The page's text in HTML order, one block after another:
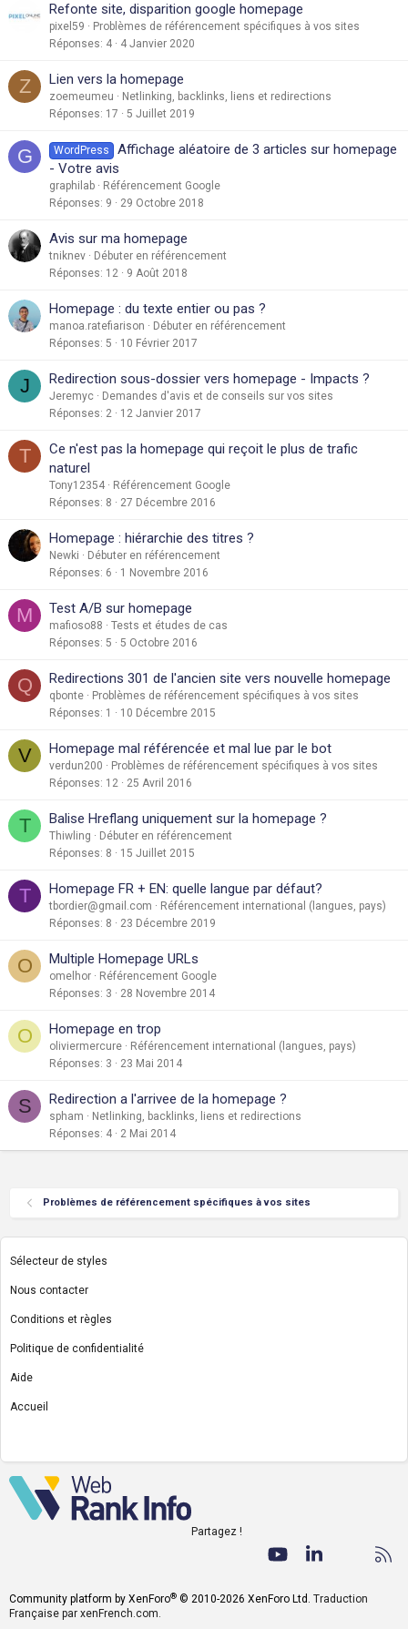
Refonte site, disparition google homepage
pixel59
Problèmes de référencement spécifiques à vos sites
Réponses 4 4 Janvier 2020
Z Lien vers la homepage
zoemeumeu
Netlinking, backlinks, liens et redirections
Réponses 17 5 Juillet 2019
G WordPress
Affichage aléatoire de 3 articles sur homepage
- Votre avis
graphilab
Référencement Google
Réponses 9 29 Octobre 2018
Avis sur ma homepage
tniknev
Débuter en référencement
Réponses 12 9 Août 2018
Homepage : du texte entier ou pas ?
manoa.ratefiarison
Débuter en référencement
Réponses 5 10 Février 2017
J Redirection sous-dossier vers homepage - Impacts ?
Jeremyc
Demandes d'avis et de conseils sur vos sites
Réponses 2 12 Janvier 2017
T
Ce n'est pas la homepage qui reçoit le plus de trafic
naturel
Tony12354
Référencement Google
Réponses 8 27 Décembre 2016
Homepage : hiérarchie des titres ?
Newki
Débuter en référencement
Réponses 6 1 Novembre 2016
M Test A/B sur homepage
mafioso88
Tests et études de cas
Réponses 5 5 Octobre 2016
Q Redirections 301 de l'ancien site vers nouvelle homepage
qbonte
Problèmes de référencement spécifiques à vos sites
Réponses 1 10 Décembre 2015
V Homepage mal référencée et mal lue par le bot
verdun200
Problèmes de référencement spécifiques à vos sites
Réponses 12 25 Avril 2016
T Balise Hreflang uniquement sur la homepage ?
Thiwling
Débuter en référencement
Réponses 8 15 Juillet 2015
T Homepage FR + EN: quelle langue par défaut?
tbordier@gmail.com
Référencement international (langues, pays)
Réponses 8 23 Décembre 2019
O Multiple Homepage URLs
omelhor
Référencement Google
Réponses 3 28 Novembre 2014
O Homepage en trop
oliviermercure
Référencement international (langues, pays)
Réponses 3 23 Mai 2014
S Redirection a l'arrivee de la homepage ?
spham
Netlinking, backlinks, liens et redirections
Réponses 4 2 Mai 2014
Problèmes de référencement spécifiques à vos sites
Sélecteur de styles
Nous contacter
Conditions et règles
Politique de confidentialité
Aide
Accueil
Partagez !
FacebookTwitter youtubeLinkedInNous
Community platform by XenForo® © 2010-2026 XenForo Ltd. Traduction
Française par xenFrench.com.